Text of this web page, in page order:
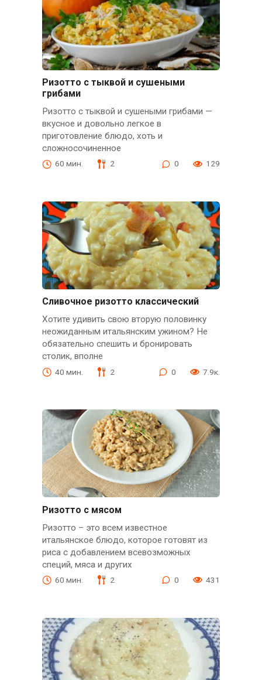
Ризотто с тыквой и сушеными
грибами
Ризотто с тыквой и сушеными грибами —
вкусное и довольно легкое в
приготовление блюдо, хоть и
сложносочиненное
60 мин. 2 0 129
Сливочное ризотто классический
Хотите удивить свою вторую половинку
неожиданным итальянским ужином? Не
обязательно спешить и бронировать
столик, вполне
40 мин. 2 0 7.9к.
Ризотто с мясом
Ризотто – это всем известное
итальянское блюдо, которое готовят из
риса с добавлением всевозможных
специй, мяса и других
60 мин. 2 0 431